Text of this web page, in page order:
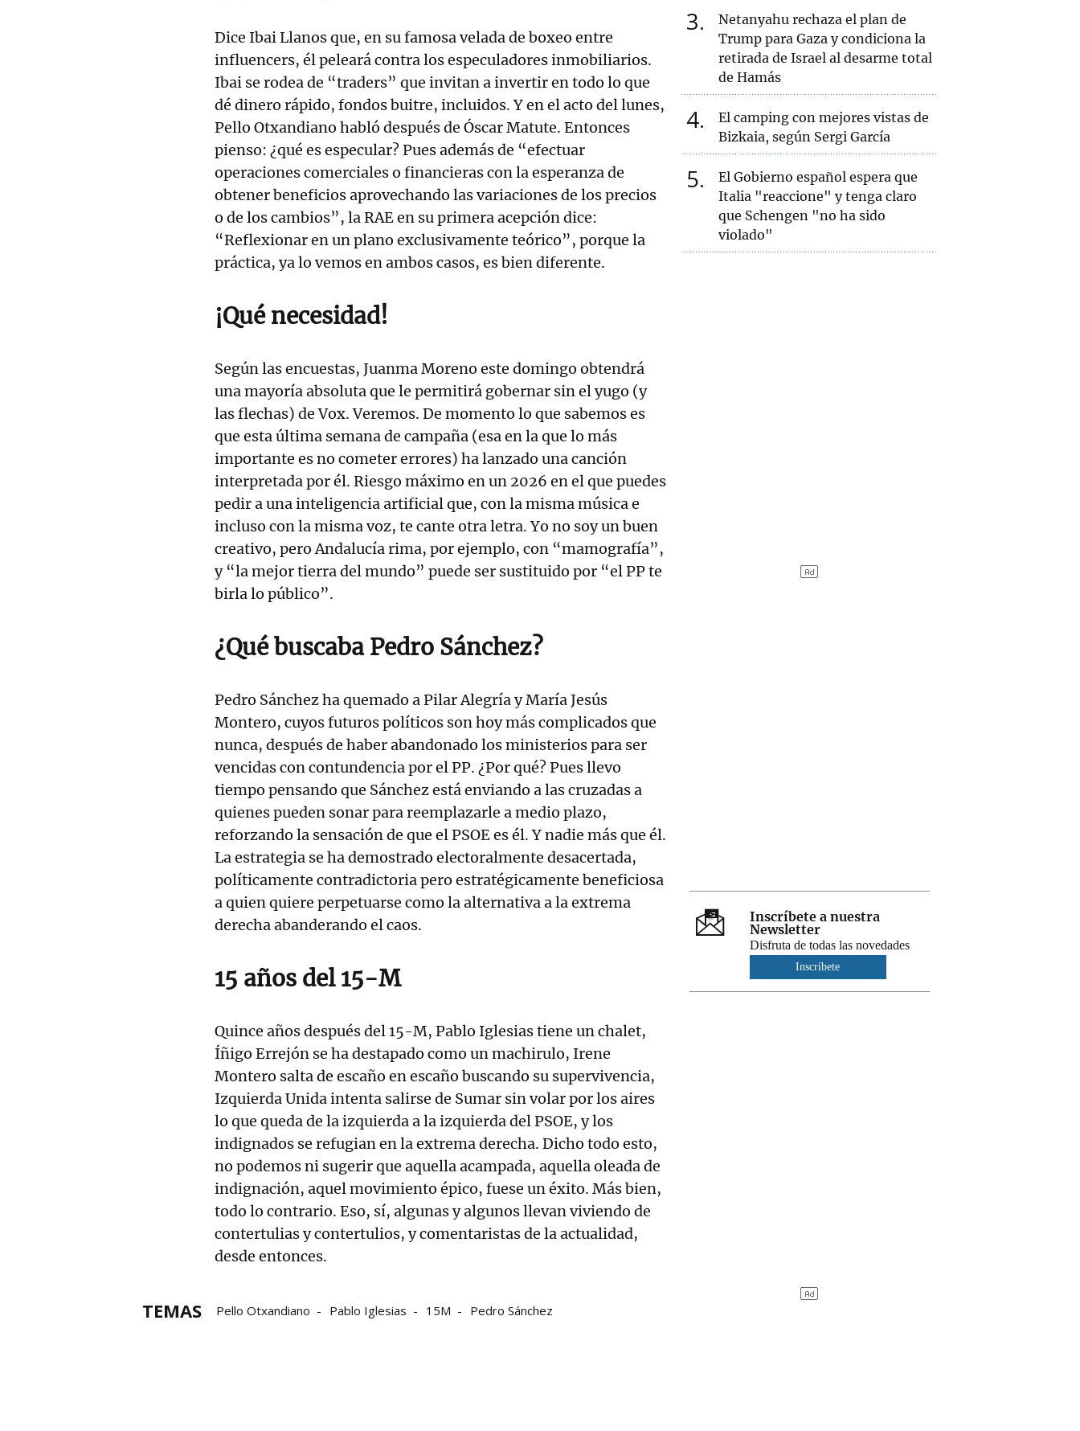
Dice Ibai Llanos que, en su famosa velada de boxeo entre
influencers, él peleará contra los especuladores inmobiliarios.
Ibai se rodea de “traders” que invitan a invertir en todo lo que
dé dinero rápido, fondos buitre, incluidos. Y en el acto del lunes,
Pello Otxandiano habló después de Óscar Matute. Entonces
pienso: ¿qué es especular? Pues además de “efectuar
operaciones comerciales o financieras con la esperanza de
obtener beneficios aprovechando las variaciones de los precios
o de los cambios”, la RAE en su primera acepción dice:
“Reflexionar en un plano exclusivamente teórico”, porque la
práctica, ya lo vemos en ambos casos, es bien diferente.
¡Qué necesidad!
Según las encuestas, Juanma Moreno este domingo obtendrá
una mayoría absoluta que le permitirá gobernar sin el yugo (y
las flechas) de Vox. Veremos. De momento lo que sabemos es
que esta última semana de campaña (esa en la que lo más
importante es no cometer errores) ha lanzado una canción
interpretada por él. Riesgo máximo en un 2026 en el que puedes
pedir a una inteligencia artificial que, con la misma música e
incluso con la misma voz, te cante otra letra. Yo no soy un buen
creativo, pero Andalucía rima, por ejemplo, con “mamografía”,
y “la mejor tierra del mundo” puede ser sustituido por “el PP te
birla lo público”.
¿Qué buscaba Pedro Sánchez?
Pedro Sánchez ha quemado a Pilar Alegría y María Jesús
Montero, cuyos futuros políticos son hoy más complicados que
nunca, después de haber abandonado los ministerios para ser
vencidas con contundencia por el PP. ¿Por qué? Pues llevo
tiempo pensando que Sánchez está enviando a las cruzadas a
quienes pueden sonar para reemplazarle a medio plazo,
reforzando la sensación de que el PSOE es él. Y nadie más que él.
La estrategia se ha demostrado electoralmente desacertada,
políticamente contradictoria pero estratégicamente beneficiosa
a quien quiere perpetuarse como la alternativa a la extrema
derecha abanderando el caos.
15 años del 15-M
Quince años después del 15-M, Pablo Iglesias tiene un chalet,
Íñigo Errejón se ha destapado como un machirulo, Irene
Montero salta de escaño en escaño buscando su supervivencia,
Izquierda Unida intenta salirse de Sumar sin volar por los aires
lo que queda de la izquierda a la izquierda del PSOE, y los
indignados se refugian en la extrema derecha. Dicho todo esto,
no podemos ni sugerir que aquella acampada, aquella oleada de
indignación, aquel movimiento épico, fuese un éxito. Más bien,
todo lo contrario. Eso, sí, algunas y algunos llevan viviendo de
contertulias y contertulios, y comentaristas de la actualidad,
desde entonces.
TEMAS Pello Otxandiano Pablo Iglesias 15M Pedro Sánchez
3
Netanyahu rechaza el plan de
Trump para Gaza y condiciona la
retirada de Israel al desarme total
de Hamás
4
El camping con mejores vistas de
Bizkaia, según Sergi García
5
El Gobierno español espera que
Italia "reaccione" y tenga claro
que Schengen "no ha sido
violado"
Inscríbete a nuestra
Newsletter
Disfruta de todas las novedades
Inscríbete